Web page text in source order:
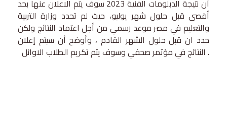
أن نتيجة الدبلومات الفنية 2023 سوف يتم الاعلان عنها بحد
أقصى قبل حلول شهر يوليو، حيث لم تحدد وزارة التربية
والتعليم في مصر موعد رسمي من أجل اعتماد النتائج ولكن
حدد ان قبل حلول الشهر القادم ، وأوضح أن سيتم إعلان
النتائج في مؤتمر صحفي وسوف يتم تكريم الطلاب الاوائل .